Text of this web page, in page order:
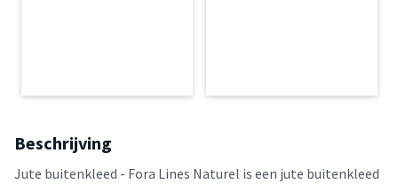
Beschrijving
Jute buitenkleed - Fora Lines Naturel is een jute buitenkleed